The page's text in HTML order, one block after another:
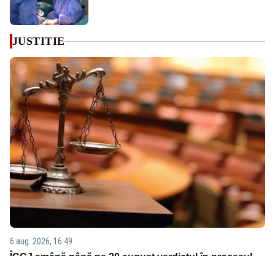
JUSTITIE
6 aug. 2026, 16:49